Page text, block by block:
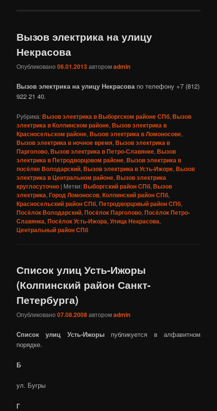
Вызов электрика на улицу
Некрасова
Опубликовано06.01.2013авторомadmin
Вызов электрика на улицу Некрасовапо телефону +7 (812)
922 21 40.
Рубрика:Вызов электрика в Выборгском районе СПб,Вызов
электрика в Колпинском районе,Вызов электрика в
Красносельском районе,Вызов электрика в Ломоносове,
Вызов электрика в ночное время,Вызов электрика в
Парголово,Вызов электрика в Петро-Славянке,Вызов
электрика в Петродворцовом районе,Вызов электрика в
посёлке Володарский,Вызов электрика в Усть-Ижоре,Вызов
электрика в Центральном районе,Вызов электрика
круглосуточно | Метки:Выборгский район СПб,Вызов
электрика,Город Ломоносов,Колпинский район СПб,
Красносельский район СПб,Петродворцовый район СПб,
Посёлок Володарский,Посёлок Парголово,Посёлок Петро-
Славянка,Посёлок Усть-Ижора,Улица Некрасова,
Центральный район СПб
Список улиц Усть-Ижоры
(Колпинский район Санкт-
Петербурга)
Опубликовано07.08.2008авторомadmin
Список улиц Усть-Ижорыпубликуется в алфавитном
порядке.
Б
ул. Бугры
Г